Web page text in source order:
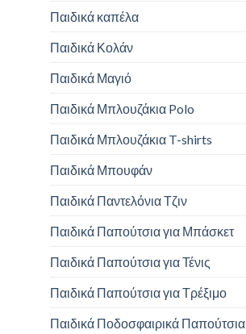
Παιδικά καπέλα
Παιδικά Κολάν
Παιδικά Μαγιό
Παιδικά Μπλουζάκια Polo
Παιδικά Μπλουζάκια T-shirts
Παιδικά Μπουφάν
Παιδικά Παντελόνια Τζιν
Παιδικά Παπούτσια για Μπάσκετ
Παιδικά Παπούτσια για Τένις
Παιδικά Παπούτσια για Τρέξιμο
Παιδικά Ποδοσφαιρικά Παπούτσια